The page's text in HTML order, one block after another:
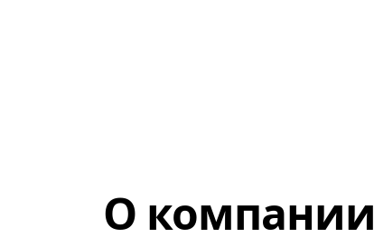
О компании